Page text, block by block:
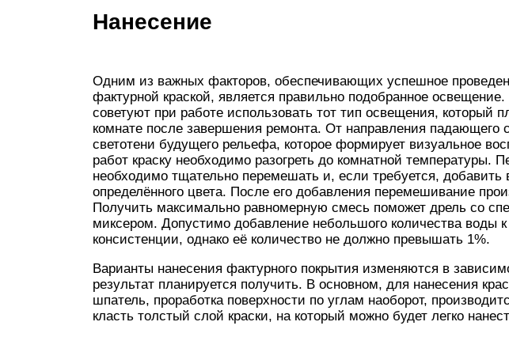
Нанесение
Одним из важных факторов, обеспечивающих успешное
фактурной краской, является правильно подобранное
советуют при работе использовать тот тип освещения, который
комнате после завершения ремонта. От направления падающего
светотени будущего рельефа, которое формирует визуальное
работ краску необходимо разогреть до комнатной температуры.
необходимо тщательно перемешать и, если требуется, добавить
определённого цвета. После его добавления перемешивание
Получить максимально равномерную смесь поможет дрель со
миксером. Допустимо добавление небольшого количества воды
консистенции, однако её количество не должно превышать 1%.
Варианты нанесения фактурного покрытия изменяются в
результат планируется получить. В основном, для нанесения
шпатель, проработка поверхности по углам наоборот,
класть толстый слой краски, на который можно будет легко